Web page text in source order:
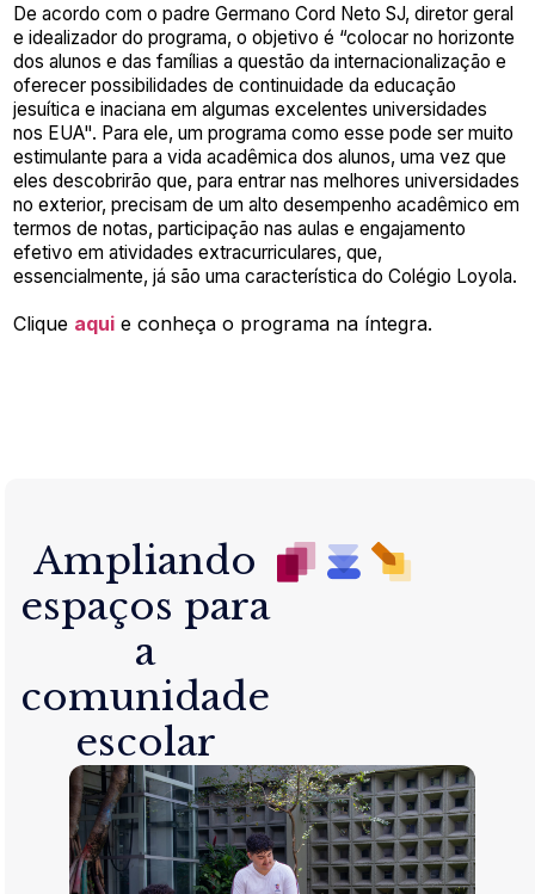
De acordo com o padre Germano Cord Neto SJ, diretor geral
e idealizador do programa, o objetivo é “colocar no horizonte
dos alunos e das famílias a questão da internacionalização e
oferecer possibilidades de continuidade da educação
jesuítica e inaciana em algumas excelentes universidades
nos EUA". Para ele, um programa como esse pode ser muito
estimulante para a vida acadêmica dos alunos, uma vez que
eles descobrirão que, para entrar nas melhores universidades
no exterior, precisam de um alto desempenho acadêmico em
termos de notas, participação nas aulas e engajamento
efetivo em atividades extracurriculares, que,
essencialmente, já são uma característica do Colégio Loyola.
Clique aqui e conheça o programa na íntegra.
Ampliando
espaços para
a
comunidade
escolar